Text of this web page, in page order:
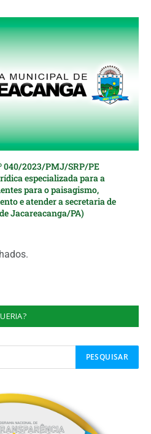
040/2023/PMJ/SRP/PE
especializada para a
para o paisagismo,
e atender a secretaria de
Jacareacanga/PA)